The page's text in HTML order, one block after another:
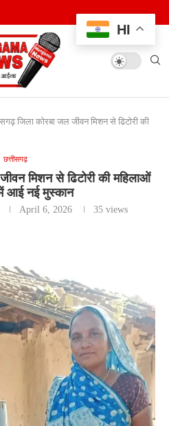
जिला कोरबा जल जीवन मिशन से ढिटोरी की
छत्तीसगढ़
मिशन से ढिटोरी की महिलाओं
आई नई मुस्कान
April 6, 2026 35 views
HI